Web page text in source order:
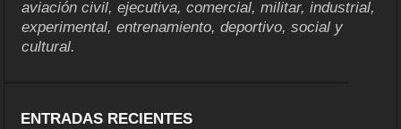
aviación civil, ejecutiva, comercial, militar, industrial,
experimental, entrenamiento, deportivo, social y
cultural.
ENTRADAS RECIENTES